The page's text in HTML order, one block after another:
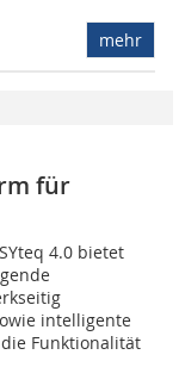
mehr
für
4.0 bietet
intelligente
Funktionalität